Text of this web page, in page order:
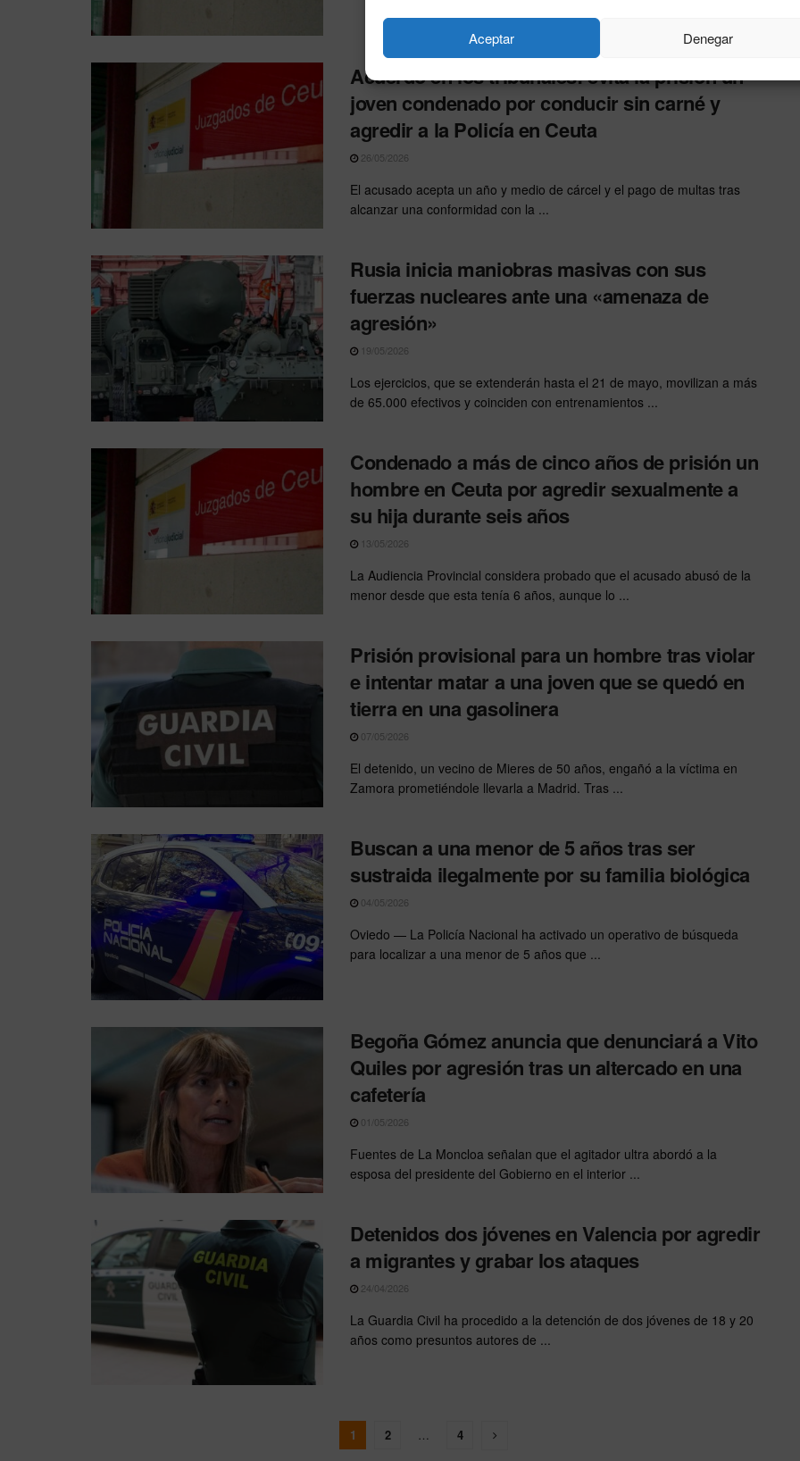
Aceptar Denegar
Acuerdo en los tribunales: evita la prisión un
joven condenado por conducir sin carné y
agredir a la Policía en Ceuta
26/05/2026
El acusado acepta un año y medio de cárcel y el pago de multas tras
alcanzar una conformidad con la ...
Rusia inicia maniobras masivas con sus
fuerzas nucleares ante una «amenaza de
agresión»
19/05/2026
Los ejercicios, que se extenderán hasta el 21 de mayo, movilizan a más
de 65.000 efectivos y coinciden con entrenamientos ...
Condenado a más de cinco años de prisión un
hombre en Ceuta por agredir sexualmente a
su hija durante seis años
13/05/2026
La Audiencia Provincial considera probado que el acusado abusó de la
menor desde que esta tenía 6 años, aunque lo ...
Prisión provisional para un hombre tras violar
e intentar matar a una joven que se quedó en
tierra en una gasolinera
07/05/2026
El detenido, un vecino de Mieres de 50 años, engañó a la víctima en
Zamora prometiéndole llevarla a Madrid. Tras ...
Buscan a una menor de 5 años tras ser
sustraida ilegalmente por su familia biológica
04/05/2026
Oviedo — La Policía Nacional ha activado un operativo de búsqueda
para localizar a una menor de 5 años que ...
Begoña Gómez anuncia que denunciará a Vito
Quiles por agresión tras un altercado en una
cafetería
01/05/2026
Fuentes de La Moncloa señalan que el agitador ultra abordó a la
esposa del presidente del Gobierno en el interior ...
Detenidos dos jóvenes en Valencia por agredir
a migrantes y grabar los ataques
24/04/2026
La Guardia Civil ha procedido a la detención de dos jóvenes de 18 y 20
años como presuntos autores de ...
1 2 … 4